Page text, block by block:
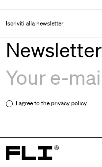
Iscriviti alla newsletter
Newsletter
I agree to theprivacy policy